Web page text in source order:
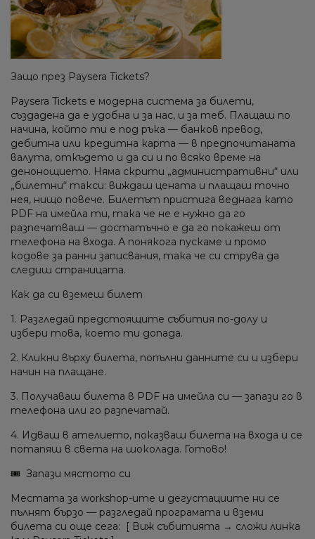
Защо през Paysera Tickets?
Paysera Tickets е модерна система за билети,
създадена да е удобна и за нас, и за теб. Плащаш по
начина, който ти е под ръка — банков превод,
дебитна или кредитна карта — в предпочитаната
валута, откъдето и да си и по всяко време на
денонощието. Няма скрити „административни“ или
„билетни“ такси: виждаш цената и плащаш точно
нея, нищо повече. Билетът пристига веднага като
PDF на имейла ти, така че не е нужно да го
разпечатваш — достатъчно е да го покажеш от
телефона на входа. А понякога пускаме и промо
кодове за ранни записвания, така че си струва да
следиш страницата.
Как да си вземеш билет
1. Разгледай предстоящите събития по-долу и
избери това, което ти допада.
2. Кликни върху билета, попълни данните си и избери
начин на плащане.
3. Получаваш билета в PDF на имейла си — запази го в
телефона или го разпечатай.
4. Идваш в ателието, показваш билета на входа и се
потапяш в света на шоколада. Готово!
🎟 Запази мястото си
Местата за workshop-ите и дегустациите ни се
пълнят бързо — разгледай програмата и вземи
билета си още сега: [ Виж събитията → сложи линка